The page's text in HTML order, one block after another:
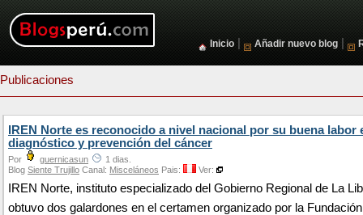
Inicio Añadir nuevo blog
Publicaciones
IREN Norte es reconocido a nivel nacional por su buena labor
diagnóstico y prevención del cáncer
Por guernicasun
1 dias.
Blog Siente Trujillo Canal: Misceláneos Pais: Ver:
IREN Norte, instituto especializado del Gobierno Regional de La
obtuvo dos galardones en el certamen organizado por la